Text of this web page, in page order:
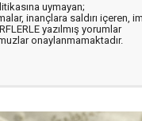
uymayan;
inançlara saldırı içeren,
yazılmış yorumlar
onaylanmamaktadır.